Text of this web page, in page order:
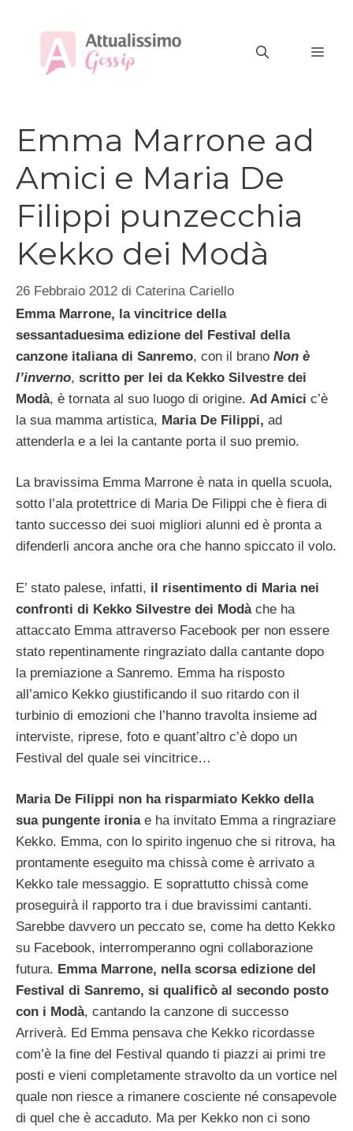
contenuto
Emma Marrone ad
Amici e Maria De
Filippi punzecchia
Kekko dei Modà
26 Febbraio 2012 di Caterina Cariello
Emma Marrone, la vincitrice della
sessantaduesima edizione del Festival della
canzone italiana di Sanremo, con il brano Non è
l’inverno, scritto per lei da Kekko Silvestre dei
Modà, è tornata al suo luogo di origine. Ad Amici c’è
la sua mamma artistica, Maria De Filippi, ad
attenderla e a lei la cantante porta il suo premio.
La bravissima Emma Marrone è nata in quella scuola,
sotto l’ala protettrice di Maria De Filippi che è fiera di
tanto successo dei suoi migliori alunni ed è pronta a
difenderli ancora anche ora che hanno spiccato il volo.
E’ stato palese, infatti, il risentimento di Maria nei
confronti di Kekko Silvestre dei Modàche ha
attaccato Emma attraverso Facebook per non essere
stato repentinamente ringraziato dalla cantante dopo
la premiazione a Sanremo. Emma ha risposto
all’amico Kekko giustificando il suo ritardo con il
turbinio di emozioni che l’hanno travolta insieme ad
interviste, riprese, foto e quant’altro c’è dopo un
Festival del quale sei vincitrice…
Maria De Filippi non ha risparmiato Kekko della
sua pungente ironiae ha invitato Emma a ringraziare
Kekko. Emma, con lo spirito ingenuo che si ritrova, ha
prontamente eseguito ma chissà come è arrivato a
Kekko tale messaggio. E soprattutto chissà come
proseguirà il rapporto tra i due bravissimi cantanti.
Sarebbe davvero un peccato se, come ha detto Kekko
su Facebook, interromperanno ogni collaborazione
futura. Emma Marrone, nella scorsa edizione del
Festival di Sanremo, si qualificò al secondo posto
con i Modà, cantando la canzone di successo
Arriverà. Ed Emma pensava che Kekko ricordasse
com’è la fine del Festival quando ti piazzi ai primi tre
posti e vieni completamente stravolto da un vortice nel
quale non riesce a rimanere cosciente né consapevole
di quel che è accaduto. Ma per Kekko non ci sono